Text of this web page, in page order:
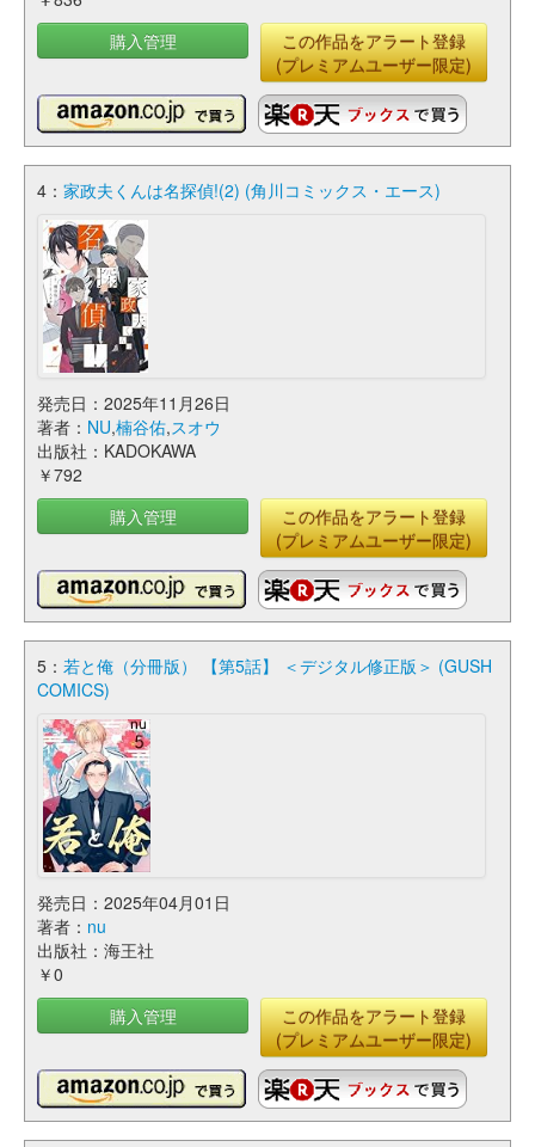
購入管理
この作品をアラート登録
(プレミアムユーザー限定)
4： 家政夫くんは名探偵!(2) (角川コミックス・エース)
発売日：2025年11月26日
著者： NU,楠谷佑,スオウ
出版社：KADOKAWA
￥792
購入管理
この作品をアラート登録
(プレミアムユーザー限定)
5： 若と俺（分冊版） 【第5話】 ＜デジタル修正版＞ (GUSH
COMICS)
発売日：2025年04月01日
著者： nu
出版社：海王社
￥0
購入管理
この作品をアラート登録
(プレミアムユーザー限定)